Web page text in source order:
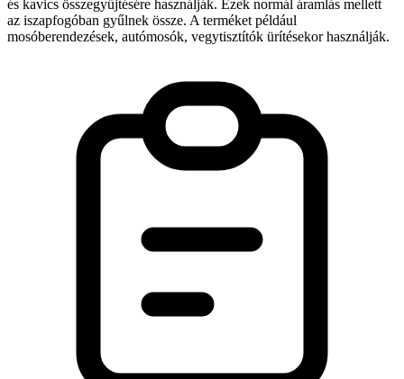
és kavics összegyűjtésére használják. Ezek normál áramlás mellett
az iszapfogóban gyűlnek össze. A terméket például
mosóberendezések, autómosók, vegytisztítók ürítésekor használják.